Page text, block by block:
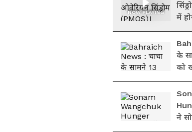
NOW PLAYING
में
अंजू
के
को
ही
ने